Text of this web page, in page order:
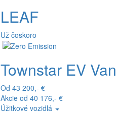
LEAF
Už čoskoro
Townstar EV Van
Od 43 200,- €
Akcie od 40 176,- €
Úžitkové vozidlá